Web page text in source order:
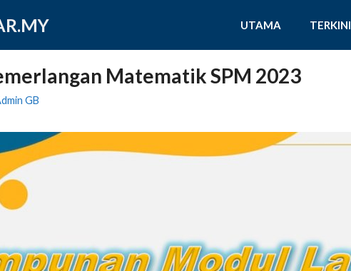
UTAMA TERKINI
Matematik SPM 2023
GB